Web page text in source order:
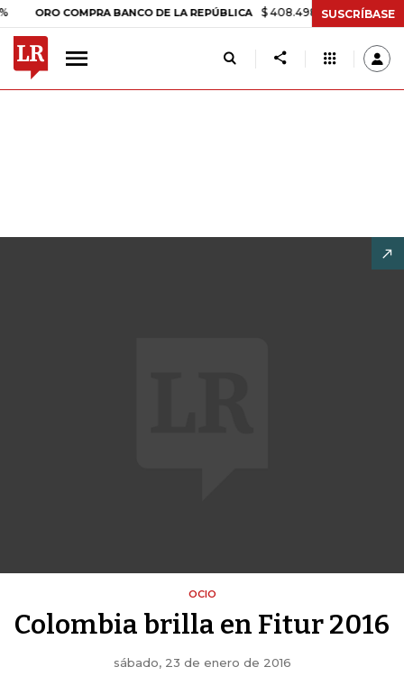
COMPRA BANCO DE LA REPÚBLICA $ 408.498,97 +$ 8.753,81 +2,19%
SUSCRÍBASE
OCIO
Colombia brilla en Fitur 2016
sábado, 23 de enero de 2016